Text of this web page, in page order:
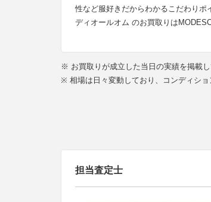
性など服好きだからわかるこだわりポ
ディオールオム のお買取りは
※ お買取りが成立した当日の実績を掲載し
※ 相場は日々変動しており、コンディショ
担当査定士